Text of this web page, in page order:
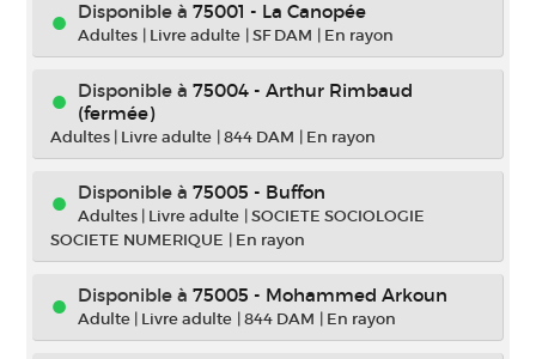
Disponible à 75001 - La Canopée
Adultes | Livre adulte |SF DAM | En rayon
Disponible à 75004 - Arthur Rimbaud
(fermée)
Adultes | Livre adulte |844 DAM | En rayon
Disponible à 75005 - Buffon
Adultes | Livre adulte |SOCIETE SOCIOLOGIE
SOCIETE NUMERIQUE | En rayon
Disponible à 75005 - Mohammed Arkoun
Adulte | Livre adulte |844 DAM | En rayon